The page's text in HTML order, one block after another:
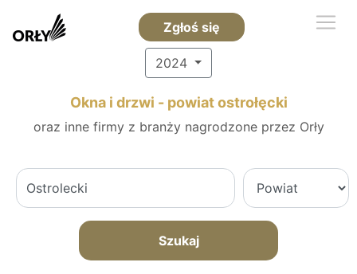
Zgłoś się
2024
Okna i drzwi - powiat ostrołęcki
oraz inne firmy z branży nagrodzone przez Orły
Szukaj